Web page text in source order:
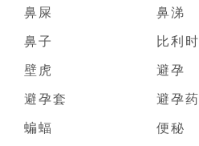
鼻屎
鼻涕
鼻子
比利时
壁虎
避孕
避孕套
避孕药
蝙蝠
便秘